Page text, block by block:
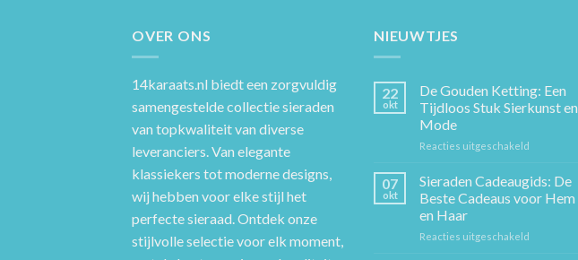
OVER ONS
14karaats.nl biedt een zorgvuldig
samengestelde collectie sieraden
van topkwaliteit van diverse
leveranciers. Van elegante
klassiekers tot moderne designs,
wij hebben voor elke stijl het
perfecte sieraad. Ontdek onze
stijlvolle selectie voor elk moment,
NIEUWTJES
22
okt
De Gouden Ketting: Een
Tijdloos Stuk Sierkunst en
Mode
Reacties uitgeschakeld
Gouden
Een
07
okt
Sieraden Cadeaugids: De
Beste Cadeaus voor Hem
en Haar
Reacties uitgeschakeld